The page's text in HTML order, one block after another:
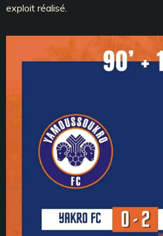
exploit réalisé.